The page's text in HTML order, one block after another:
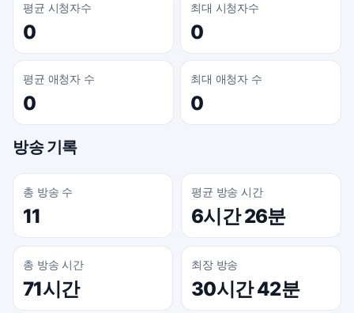
평균 시청자수
0
최대 시청자수
0
평균 애청자 수
0
최대 애청자 수
0
방송 기록
총 방송 수
11
평균 방송 시간
6시간 26분
총 방송 시간
71시간
최장 방송
30시간 42분